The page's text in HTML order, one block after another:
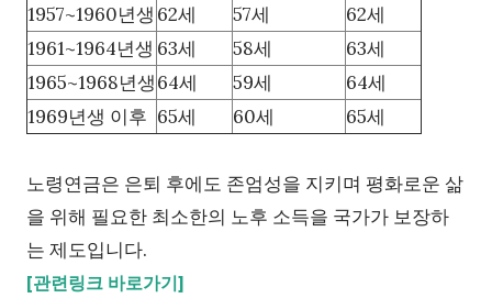
1957~1960년생 62세 57세
62세
1961~1964년생 63세 58세
63세
1965~1968년생64세 59세
64세
1969년생 이후 65세 60세 65세
노령연금은 은퇴 후에도 존엄성을 지키며 평화로운 삶
을 위해 필요한 최소한의 노후 소득을 국가가 보장하
는 제도입니다.
[관련링크 바로가기]